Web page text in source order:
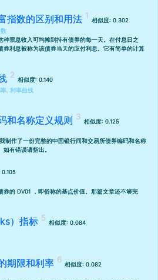
指数的区别和用法
相似度: 0.302
种票息收入可均摊到持有债券的每一天。在付息日之
券利息被称为该债券当天的应付利息。它有简单的计算
相似度: 0.140
利率曲线
和名称定义规则
相似度: 0.125
我制作了一份完整的中国银行间和交易所债券编码和名称
有错误请指出。
0.105
券的 DV01 ，即俗称的基点价值。那篇文章还不够完
）指标
相似度: 0.084
期限和利率
相似度: 0.082